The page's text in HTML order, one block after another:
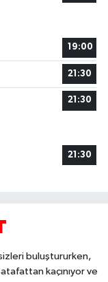
19:00
21:30
21:30
21:30
buluştururken,
kaçınıyor ve